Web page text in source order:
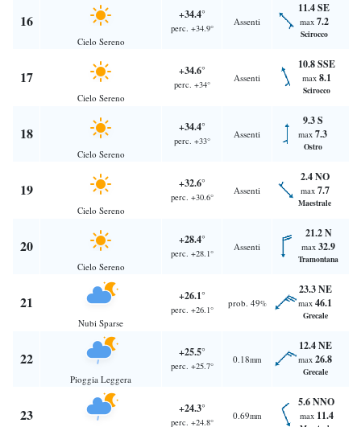
16
Cielo Sereno
+34.4°
perc. +34.9°
Assenti
11.4 SE
max 7.2
Scirocco
17
Cielo Sereno
+34.6°
perc. +34°
Assenti
10.8 SSE
max 8.1
Scirocco
18
Cielo Sereno
+34.4°
perc. +33°
Assenti
9.3 S
max 7.3
Ostro
19
Cielo Sereno
+32.6°
perc. +30.6°
Assenti
2.4 NO
max 7.7
Maestrale
20
Cielo Sereno
+28.4°
perc. +28.1°
Assenti
21.2 N
max 32.9
Tramontana
21
Nubi Sparse
+26.1°
perc. +26.1°
prob. 49%
23.3 NE
max 46.1
Grecale
22
Pioggia Leggera
+25.5°
perc. +25.7°
0.18mm
12.4 NE
max 26.8
Grecale
23 +24.3°
perc. +24.8°
0.69mm
5.6 NNO
max 11.4